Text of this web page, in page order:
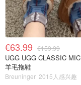
€63.99 €159.99
UGG UGG CLASSIC
羊毛拖鞋
Breuninger 2015人感兴趣